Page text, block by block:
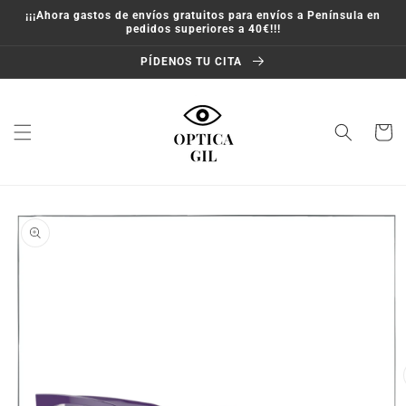
directamente
¡¡¡Ahora gastos de envíos gratuitos para envíos a Península en
pedidos superiores a 40€!!!
PÍDENOS TU CITA
Carrito
directamente
a la